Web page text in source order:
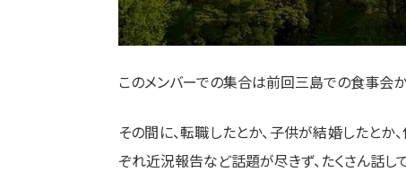
このメンバーでの集合は前回三島での食事会か
その間に、転職したとか、子供が結婚したとか
ぞれ近況報告など話題が尽きず、たくさん話し